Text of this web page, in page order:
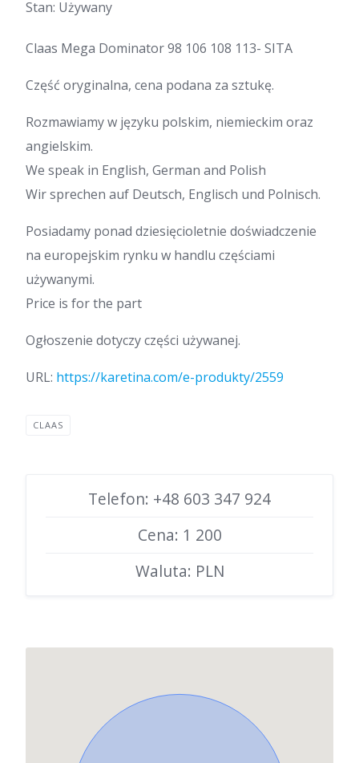
Stan: Używany
Claas Mega Dominator 98 106 108 113- SITA
Część oryginalna, cena podana za sztukę.
Rozmawiamy w języku polskim, niemieckim oraz
angielskim.
We speak in English, German and Polish
Wir sprechen auf Deutsch, Englisch und Polnisch.
Posiadamy ponad dziesięcioletnie doświadczenie
na europejskim rynku w handlu częściami
używanymi.
Price is for the part
Ogłoszenie dotyczy części używanej.
URL: https://karetina.com/e-produkty/2559
CLAAS
Telefon: +48 603 347 924
Cena: 1 200
Waluta: PLN